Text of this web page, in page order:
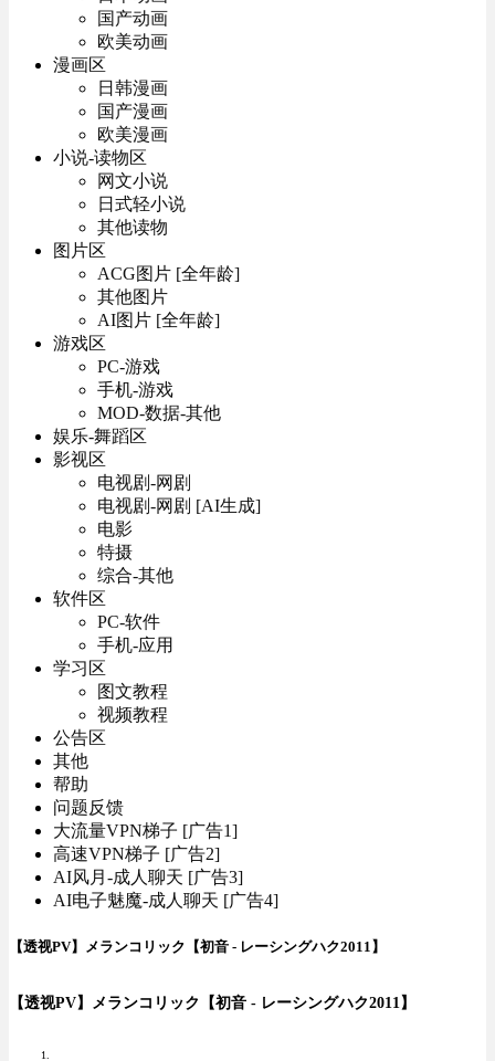
国产动画
欧美动画
漫画区
日韩漫画
国产漫画
欧美漫画
小说-读物区
网文小说
日式轻小说
其他读物
图片区
ACG图片 [全年龄]
其他图片
AI图片 [全年龄]
游戏区
PC-游戏
手机-游戏
MOD-数据-其他
娱乐-舞蹈区
影视区
电视剧-网剧
电视剧-网剧 [AI生成]
电影
特摄
综合-其他
软件区
PC-软件
手机-应用
学习区
图文教程
视频教程
公告区
其他
帮助
问题反馈
大流量VPN梯子 [广告1]
高速VPN梯子 [广告2]
AI风月-成人聊天 [广告3]
AI电子魅魔-成人聊天 [广告4]
【透视PV】メランコリック【初音 - レーシングハク2011】
【透视PV】メランコリック【初音 - レーシングハク2011】